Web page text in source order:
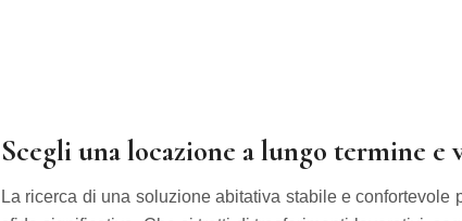
Scegli una locazione a lungo termine e
La ricerca di una soluzione abitativa stabile e confortevole